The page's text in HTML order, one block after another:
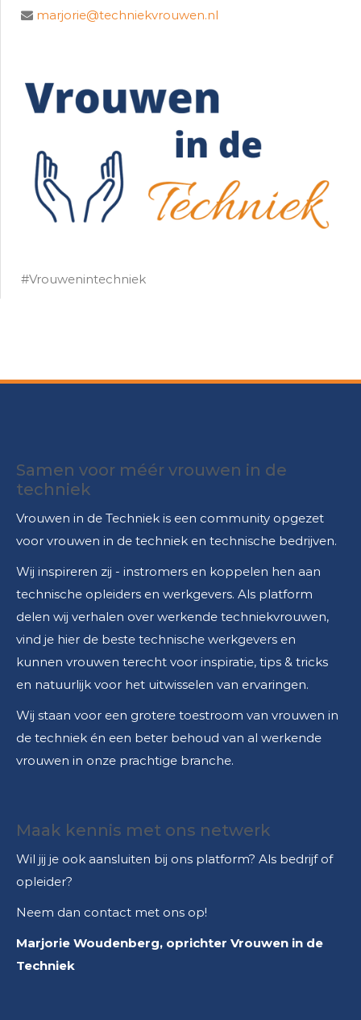
marjorie@techniekvrouwen.nl
#Vrouwenintechniek
Samen voor méér vrouwen in de
techniek
Vrouwen in de Techniek is een community opgezet
voor vrouwen in de techniek en technische bedrijven.
Wij inspireren zij - instromers en koppelen hen aan
technische opleiders en werkgevers. Als platform
delen wij verhalen over werkende techniekvrouwen,
vind je hier de beste technische werkgevers en
kunnen vrouwen terecht voor inspiratie, tips & tricks
en natuurlijk voor het uitwisselen van ervaringen.
Wij staan voor een grotere toestroom van vrouwen in
de techniek én een beter behoud van al werkende
vrouwen in onze prachtige branche.
Maak kennis met ons netwerk
Wil jij je ook aansluiten bij ons platform? Als bedrijf of
opleider?
Neem dan contact met ons op!
Marjorie Woudenberg, oprichter Vrouwen in de
Techniek